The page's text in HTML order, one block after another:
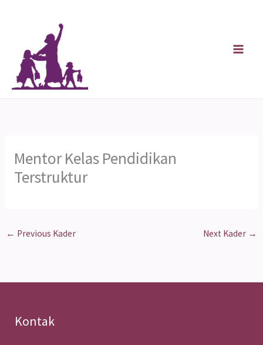
Mentor Kelas Pendidikan
Terstruktur
← Previous Kader Next Kader →
Kontak